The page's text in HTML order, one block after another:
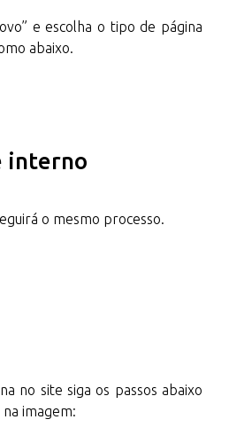
e escolha o tipo de página
abaixo.
interno
o mesmo processo.
no site siga os passos abaixo
imagem: